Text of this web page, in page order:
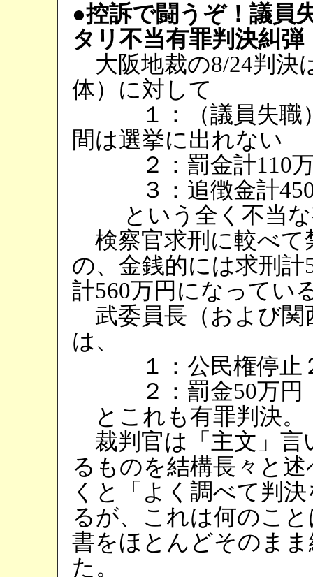
●控訴で闘うぞ！議員
タリ不当有罪判決糾弾
大阪地裁の8/24判決
体）に対して
１：（議員失職）
間は選挙に出れない
２：罰金計110
３：追徴金計450
という全く不当な
検察官求刑に較べて
の、金銭的には求刑
計560万円になってい
武委員長（および関
は、
１：公民権停止
２：罰金50万円
とこれも有罪判決。
裁判官は「主文」言
るものを結構長々と
くと「よく調べて判
るが、これは何のこ
書をほとんどそのま
た。